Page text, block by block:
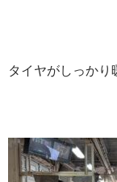
タイヤがしっか